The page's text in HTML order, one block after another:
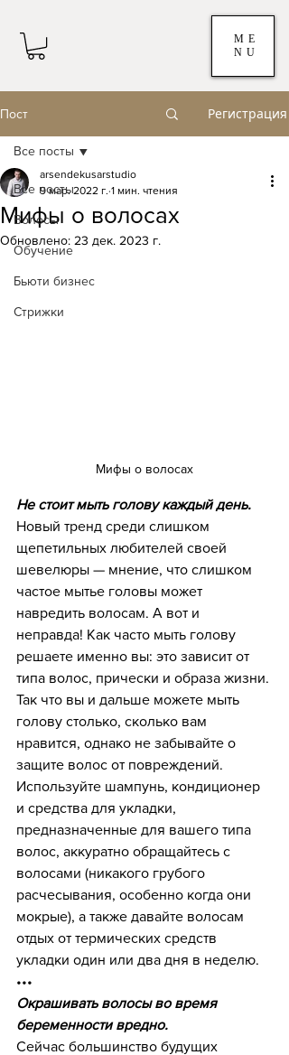
ME
NU
Пост Регистрация
Все посты
Волосы
Обучение
Бьюти бизнес
Стрижки
Все посты
Мифы о волосах
arsendekusarstudio
9 мар. 2022 г. 1 мин. чтения
Обновлено: 23 дек. 2023 г.
Мифы о волосах
Не стоит мыть голову каждый день.
Новый тренд среди слишком
щепетильных любителей своей
шевелюры — мнение, что слишком
частое мытье головы может
навредить волосам. А вот и
неправда! Как часто мыть голову
решаете именно вы: это зависит от
типа волос, прически и образа жизни.
Так что вы и дальше можете мыть
голову столько, сколько вам
нравится, однако не забывайте о
защите волос от повреждений.
Используйте шампунь, кондиционер
и средства для укладки,
предназначенные для вашего типа
волос, аккуратно обращайтесь с
волосами (никакого грубого
расчесывания, особенно когда они
мокрые), а также давайте волосам
отдых от термических средств
укладки один или два дня в неделю.
•••
Окрашивать волосы во время
беременности вредно.
Сейчас большинство будущих